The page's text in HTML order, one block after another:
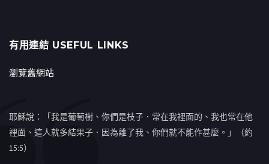
有用連結 USEFUL LINKS
瀏覽舊網站
耶穌說：「我是葡萄樹、你們是枝子．常在我裡面的、我也常在他
裡面、這人就多結果子．因為離了我、你們就不能作甚麼。」（約
15:5）